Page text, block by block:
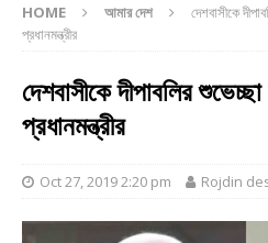
HOME আমার দেশ
দেশবাসীকে
প্রধানমন্ত্রীর
দেশবাসীকে দীপাবলির
প্রধানমন্ত্রীর
Oct 27, 2019 2:20 pm Rojdin